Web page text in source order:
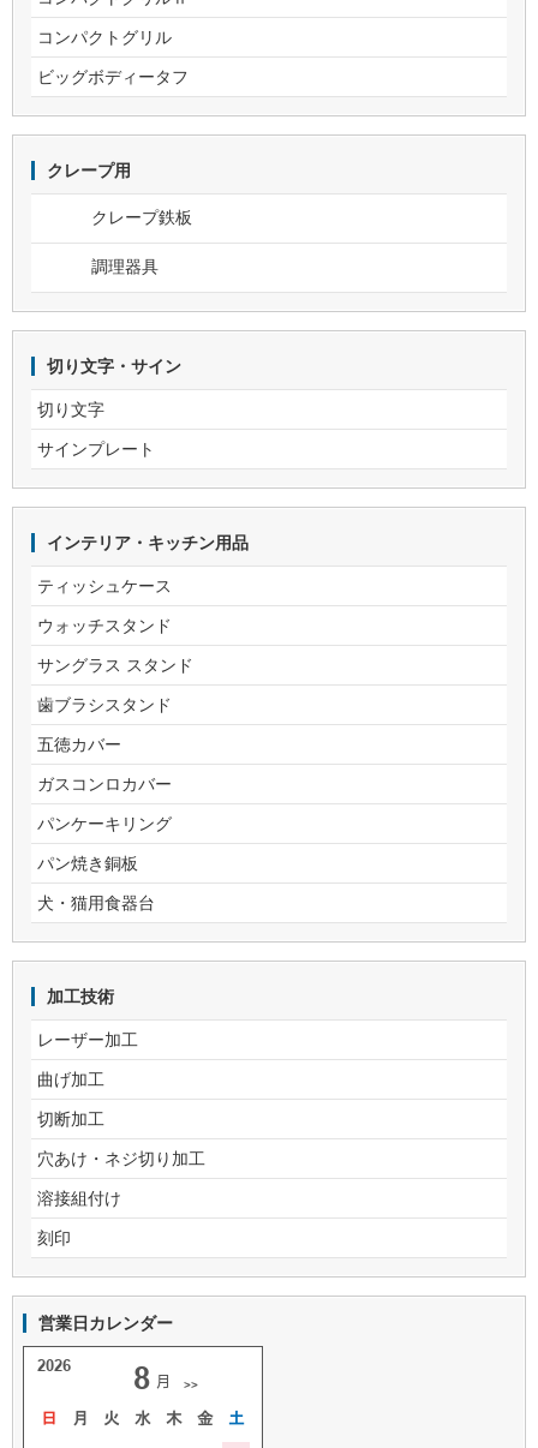
コンパクトグリル
ビッグボディータフ
クレープ用
クレープ鉄板
調理器具
切り文字・サイン
切り文字
サインプレート
インテリア・キッチン用品
ティッシュケース
ウォッチスタンド
サングラス スタンド
歯ブラシスタンド
五徳カバー
ガスコンロカバー
パンケーキリング
パン焼き銅板
犬・猫用食器台
加工技術
レーザー加工
曲げ加工
切断加工
穴あけ・ネジ切り加工
溶接組付け
刻印
営業日カレンダー